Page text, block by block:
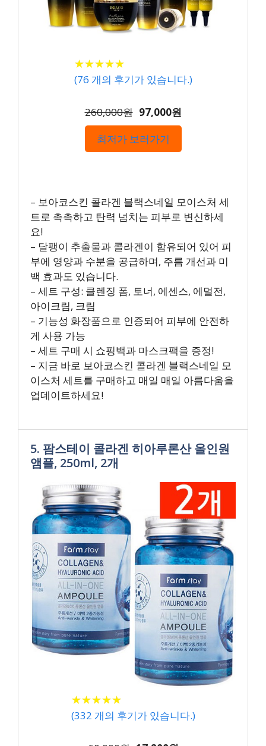
★★★★★
★★★★★
(76 개의 후기가 있습니다.)
260,000원 97,000원
최저가 보러가기
– 보아코스킨 콜라겐 블랙스네일 모이스처 세
트로 촉촉하고 탄력 넘치는 피부로 변신하세
요!
– 달팽이 추출물과 콜라겐이 함유되어 있어 피
부에 영양과 수분을 공급하며, 주름 개선과 미
백 효과도 있습니다.
– 세트 구성: 클렌징 폼, 토너, 에센스, 에멀전,
아이크림, 크림
– 기능성 화장품으로 인증되어 피부에 안전하
게 사용 가능
– 세트 구매 시 쇼핑백과 마스크팩을 증정!
– 지금 바로 보아코스킨 콜라겐 블랙스네일 모
이스처 세트를 구매하고 매일 매일 아름다움을
업데이트하세요!
5. 팜스테이 콜라겐 히아루론산 올인원
앰플, 250ml, 2개
★★★★★
★★★★★
(332 개의 후기가 있습니다.)